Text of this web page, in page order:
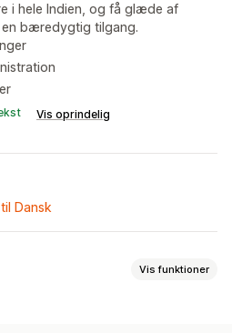
i hele Indien, og få glæde af
en bæredygtig tilgang.
Vis oprindelig
Dansk
Vis funktioner